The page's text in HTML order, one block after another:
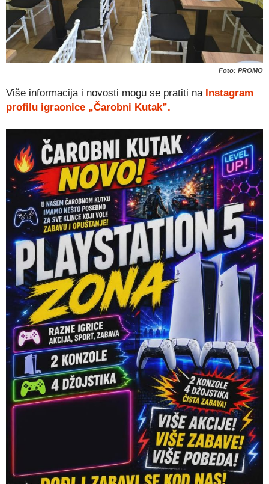
Foto: PROMO
Više informacija i novosti mogu se pratiti na Instagram
profilu igraonice „Čarobni Kutak”.